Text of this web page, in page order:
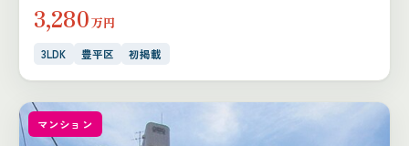
3,280万円
3LDK 豊平区 初掲載
マンション